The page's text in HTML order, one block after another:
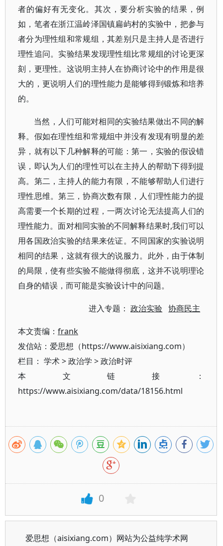
者的偏好有无变化。其次，要分析实验的结果，例
如，笔者在浙江温岭泽国镇扁屿村的实验中，把参与
者分为理性组和常规组，其差别只是主持人是否进行
理性追问。实验结果发现理性组比常规组的讨论更深
刻，更理性。这说明主持人在协商讨论中的作用是很
大的，更说明人们的理性能力是能够得到锻炼和培养
的。
当然，人们可能对相同的实验结果做出不同的解
释。假如在理性组和常规组中并没有发现有明显的差
异，就有以下几种解释的可能：第一，实验的假设错
误，即认为人们的理性可以在主持人的帮助下得到提
高。第二，主持人的能力有限，不能够帮助人们进行
理性思维。第三，协商次数有限，人们理性能力的提
高需要一个长期的过程，一两次讨论无法提高人们的
理性能力。面对相同实验的不同解释结果时,我们可以
用各国政治实验的结果来佐证。不同国家的实验说明
相同的结果，这就有很大的说服力。此外，由于体制
的局限，使有些实验不能做得彻底，这并不说明理论
自身的错误，而可能是实验设计中的问题。
进入专题：政治实验 协商民主
本文责编： frank
发信站：爱思想（https://www.aisixiang.com）
栏目： 学术>政治学 >政治时评
本文链接：
https://www.aisixiang.com/data/18156.html
0
爱思想（aisixiang.com）网站为公益纯学术网